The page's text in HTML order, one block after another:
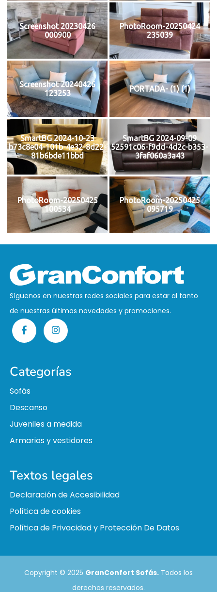
Screenshot 20230426
000900
PhotoRoom-20250424
235039
Screenshot 20240426
123253
PORTADA- (1) (1)
SmartBG 2024-10-23
b73c8e04-101b-4e32-8d22-
81b6bde11bbd
SmartBG 2024-09-09
52591c06-f9dd-4d2c-b353-
3faf060a3a43
PhotoRoom-20250425
100534
PhotoRoom-20250425
095719
Síguenos en nuestras redes sociales para estar al tanto
de nuestras últimas novedades y promociones.
Categorías
Sofás
Descanso
Juveniles a medida
Armarios y vestidores
Textos legales
Declaración de Accesibilidad
Política de cookies
Política de Privacidad y Protección De Datos
Copyright © 2025 GranConfort Sofás. Todos los
derechos reservados.